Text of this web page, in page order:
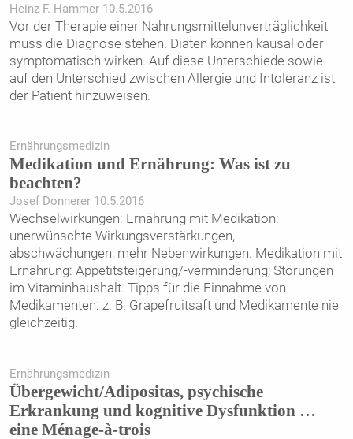
Heinz F. Hammer 10.5.2016
Vor der Therapie einer Nahrungsmittelunverträglichkeit
muss die Diagnose stehen. Diäten können kausal oder
symptomatisch wirken. Auf diese Unterschiede sowie
auf den Unterschied zwischen Allergie und Intoleranz ist
der Patient hinzuweisen.
Ernährungsmedizin
Medikation und Ernährung: Was ist zu
beachten?
Josef Donnerer 10.5.2016
Wechselwirkungen: Ernährung mit Medikation:
unerwünschte Wirkungsverstärkungen, -
abschwächungen, mehr Nebenwirkungen. Medikation mit
Ernährung: Appetitsteigerung/-verminderung; Störungen
im Vitaminhaushalt. Tipps für die Einnahme von
Medikamenten: z. B. Grapefruitsaft und Medikamente nie
gleichzeitig.
Ernährungsmedizin
Übergewicht/Adipositas, psychische
Erkrankung und kognitive Dysfunktion …
eine Ménage-à-trois